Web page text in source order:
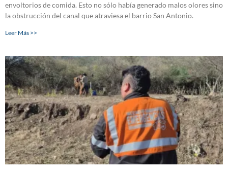
envoltorios de comida. Esto no sólo había generado malos olores sino
la obstrucción del canal que atraviesa el barrio San Antonio.
Leer Más >>